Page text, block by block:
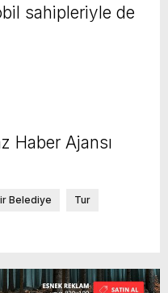
sahipleriyle de
Haber Ajansı
Belediye Tur